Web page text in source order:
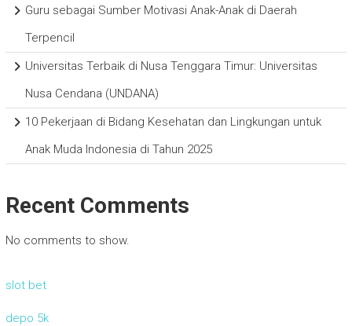
Guru sebagai Sumber Motivasi Anak-Anak di Daerah
Terpencil
Universitas Terbaik di Nusa Tenggara Timur: Universitas
Nusa Cendana (UNDANA)
10 Pekerjaan di Bidang Kesehatan dan Lingkungan untuk
Anak Muda Indonesia di Tahun 2025
Recent Comments
No comments to show.
slot bet
depo 5k